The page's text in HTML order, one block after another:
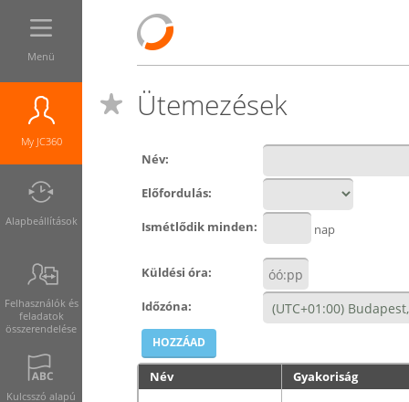
Menü
My JC360
Alapbeállítások
Felhasználók és
feladatok
összerendelése
Kulcsszó alapú
Ütemezések
Név:
Előfordulás:
Ismétlődik minden: nap
Küldési óra:
Időzóna:
Név
Gyakoriság